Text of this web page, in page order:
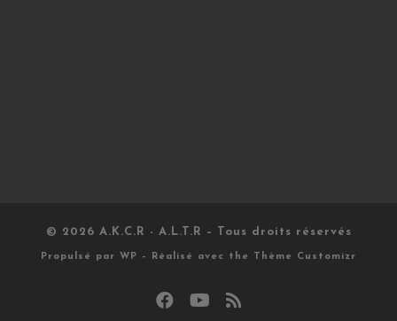
© 2026 A.K.C.R - A.L.T.R – Tous droits réservés
Propulsé par WP – Réalisé avec the Thème Customizr